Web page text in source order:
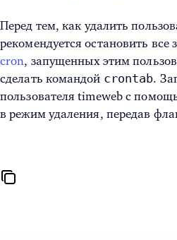
Перед тем, как удалить
рекомендуется остановить все
cron, запущенных этим
сделать командой crontab.
пользователя timeweb с
в режим удаления, передав